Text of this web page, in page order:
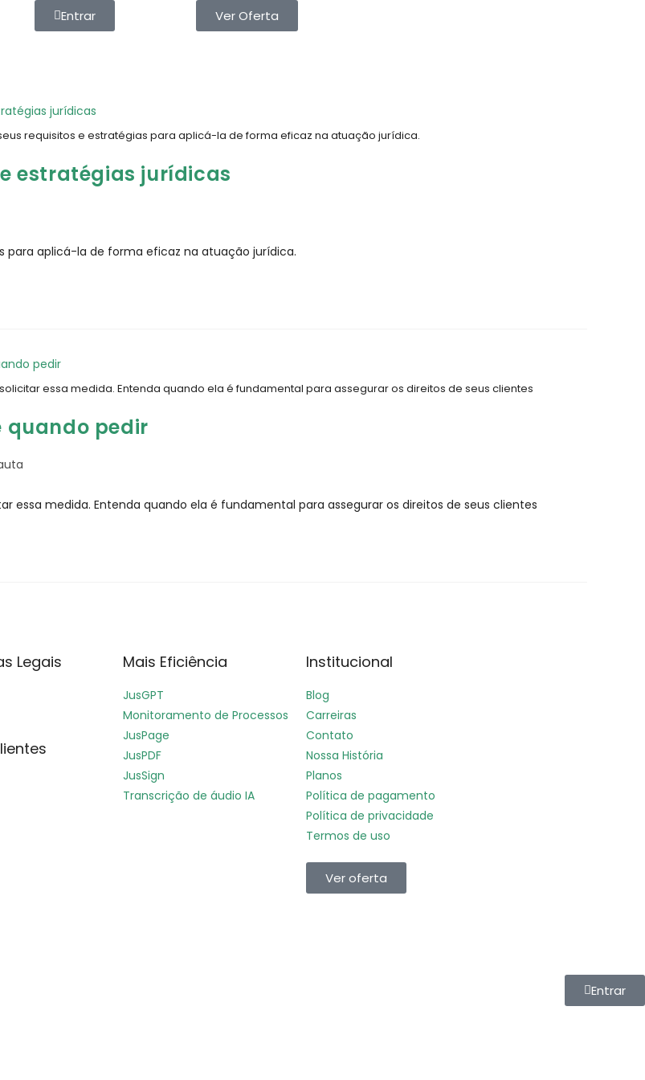
Entrar Ver Oferta
requisitos e estratégias para aplicá-la de forma eficaz na atuação jurídica.
estratégias jurídicas
para aplicá-la de forma eficaz na atuação jurídica.
essa medida. Entenda quando ela é fundamental para assegurar os direitos de seus clientes
quando pedir
essa medida. Entenda quando ela é fundamental para assegurar os direitos de seus clientes
Legais Mais Eficiência
JusGPT
Monitoramento de Processos
JusPage
JusPDF
JusSign
Transcrição de áudio IA
Institucional
Blog
Carreiras
Contato
Nossa História
Planos
Política de pagamento
Política de privacidade
Termos de uso
Ver oferta
Entrar